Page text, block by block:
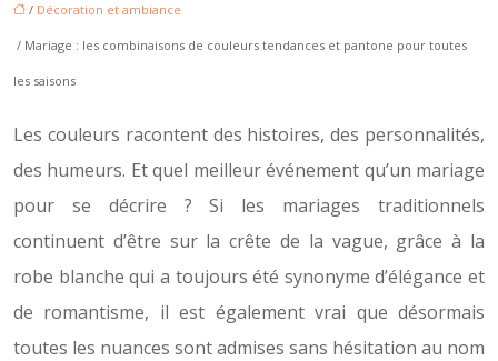
/ Décoration et ambiance
/ Mariage : les combinaisons de couleurs tendances et pantone pour toutes
les saisons
Les couleurs racontent des histoires, des personnalités,
des humeurs. Et quel meilleur événement qu’un mariage
pour se décrire ? Si les mariages traditionnels
continuent d’être sur la crête de la vague, grâce à la
robe blanche qui a toujours été synonyme d’élégance et
de romantisme, il est également vrai que désormais
toutes les nuances sont admises sans hésitation au nom